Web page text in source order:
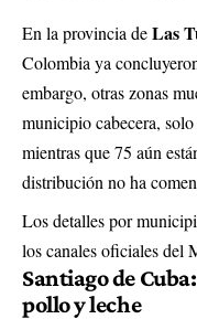
En la provincia deLas
Colombia ya
embargo, otras zonas
municipio cabecera,
mientras que 75 aún
distribución no ha
Los detalles por
los canales oficiales del
Santiago de
pollo y leche